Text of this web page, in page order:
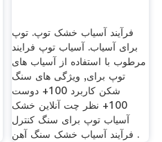
فرآیند آسیاب خشک توپ. توپ
برای آسیاب. آسیاب توپ فرایند
مرطوب با استفاده از آسیاب های
توپ برای, ویژگی های سنگ
شکن کاربرد 100+ دوست
100+ نظر چت آنلاین خشک
آسیاب توپ برای سنگ کنترل
فرآیند آسیاب خشک سنگ آهن .